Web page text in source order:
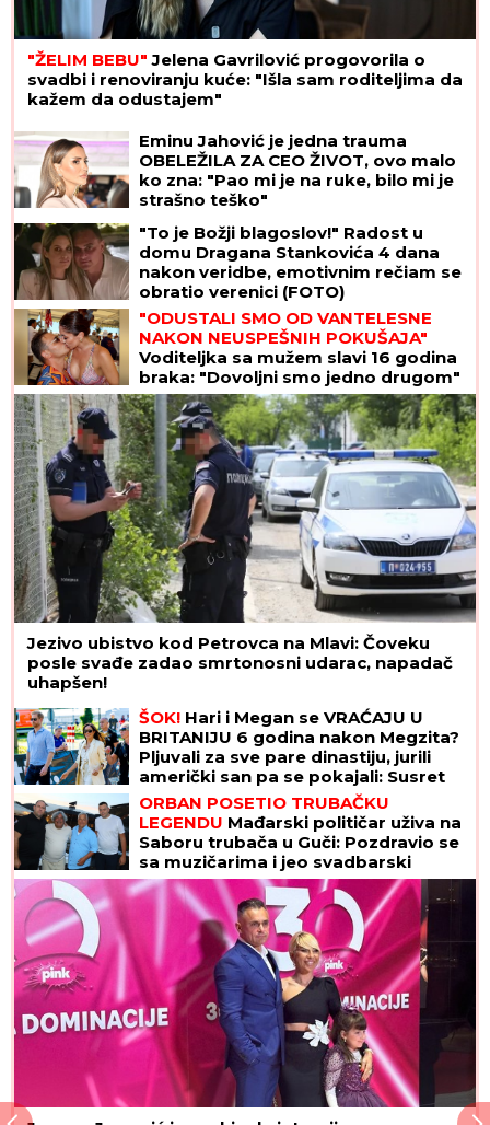
"ŽELIM BEBU" Jelena Gavrilović progovorila o
svadbi i renoviranju kuće: "Išla sam roditeljima da
kažem da odustajem"
Eminu Jahović je jedna trauma
OBELEŽILA ZA CEO ŽIVOT, ovo malo
ko zna: "Pao mi je na ruke, bilo mi je
strašno teško"
"To je Božji blagoslov!" Radost u
domu Dragana Stankovića 4 dana
nakon veridbe, emotivnim rečiam se
obratio verenici (FOTO)
"ODUSTALI SMO OD VANTELESNE
NAKON NEUSPEŠNIH POKUŠAJA"
Voditeljka sa mužem slavi 16 godina
braka: "Dovoljni smo jedno drugom"
Jezivo ubistvo kod Petrovca na Mlavi: Čoveku
posle svađe zadao smrtonosni udarac, napadač
uhapšen!
ŠOK! Hari i Megan se VRAĆAJU U
BRITANIJU 6 godina nakon Megzita?
Pljuvali za sve pare dinastiju, jurili
američki san pa se pokajali: Susret
sa Čarlsom mogao bi da najavi
preokret
ORBAN POSETIO TRUBAČKU
LEGENDU Mađarski političar uživa na
Saboru trubača u Guči: Pozdravio se
sa muzičarima i jeo svadbarski
kupus